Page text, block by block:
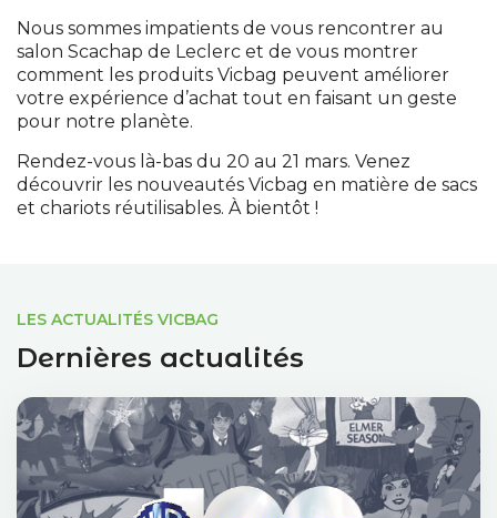
Nous sommes impatients de vous rencontrer au
salon Scachap de Leclerc et de vous montrer
comment les produits Vicbag peuvent améliorer
votre expérience d’achat tout en faisant un geste
pour notre planète.
Rendez-vous là-bas du 20 au 21 mars. Venez
découvrir les nouveautés Vicbag en matière de sacs
et chariots réutilisables. À bientôt !
LES ACTUALITÉS VICBAG
Dernières actualités